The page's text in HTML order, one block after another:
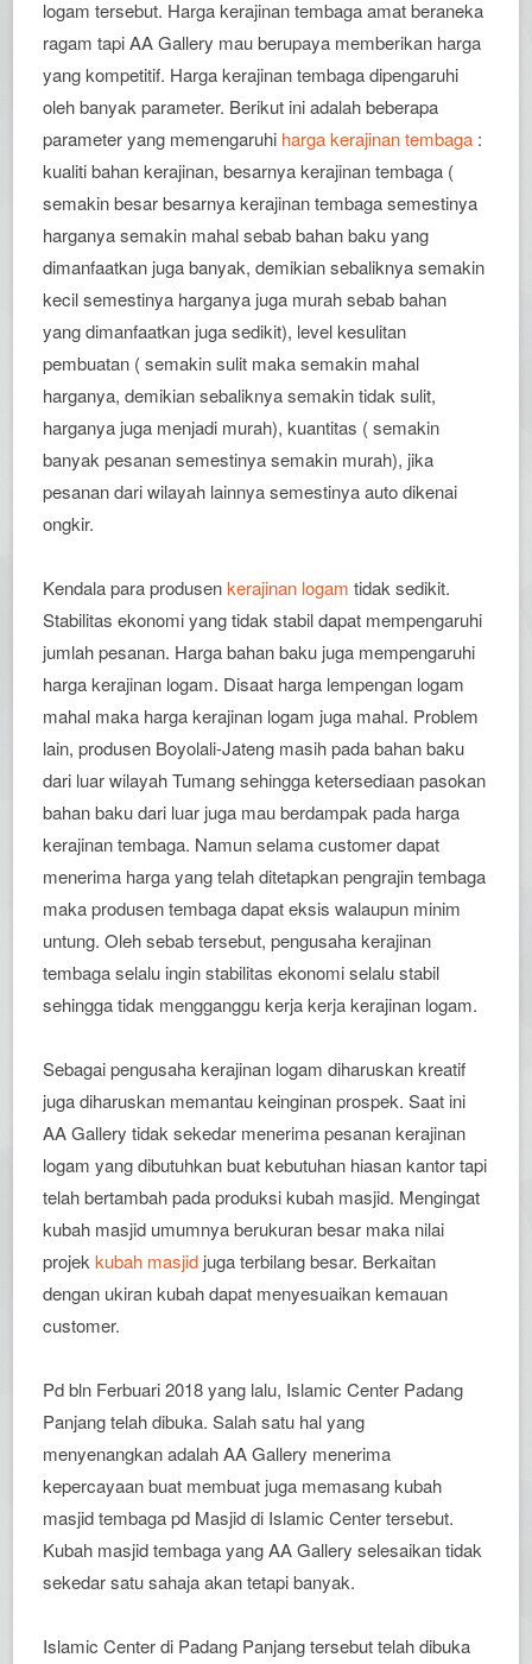
logam tersebut. Harga kerajinan tembaga amat beraneka
ragam tapi AA Gallery mau berupaya memberikan harga
yang kompetitif. Harga kerajinan tembaga dipengaruhi
oleh banyak parameter. Berikut ini adalah beberapa
parameter yang memengaruhi harga kerajinan tembaga :
kualiti bahan kerajinan, besarnya kerajinan tembaga (
semakin besar besarnya kerajinan tembaga semestinya
harganya semakin mahal sebab bahan baku yang
dimanfaatkan juga banyak, demikian sebaliknya semakin
kecil semestinya harganya juga murah sebab bahan
yang dimanfaatkan juga sedikit), level kesulitan
pembuatan ( semakin sulit maka semakin mahal
harganya, demikian sebaliknya semakin tidak sulit,
harganya juga menjadi murah), kuantitas ( semakin
banyak pesanan semestinya semakin murah), jika
pesanan dari wilayah lainnya semestinya auto dikenai
ongkir.
Kendala para produsenkerajinan logam tidak sedikit.
Stabilitas ekonomi yang tidak stabil dapat mempengaruhi
jumlah pesanan. Harga bahan baku juga mempengaruhi
harga kerajinan logam. Disaat harga lempengan logam
mahal maka harga kerajinan logam juga mahal. Problem
lain, produsen Boyolali-Jateng masih pada bahan baku
dari luar wilayah Tumang sehingga ketersediaan pasokan
bahan baku dari luar juga mau berdampak pada harga
kerajinan tembaga. Namun selama customer dapat
menerima harga yang telah ditetapkan pengrajin tembaga
maka produsen tembaga dapat eksis walaupun minim
untung. Oleh sebab tersebut, pengusaha kerajinan
tembaga selalu ingin stabilitas ekonomi selalu stabil
sehingga tidak mengganggu kerja kerja kerajinan logam.
Sebagai pengusaha kerajinan logam diharuskan kreatif
juga diharuskan memantau keinginan prospek. Saat ini
AA Gallery tidak sekedar menerima pesanan kerajinan
logam yang dibutuhkan buat kebutuhan hiasan kantor tapi
telah bertambah pada produksi kubah masjid. Mengingat
kubah masjid umumnya berukuran besar maka nilai
projekkubah masjid juga terbilang besar. Berkaitan
dengan ukiran kubah dapat menyesuaikan kemauan
customer.
Pd bln Ferbuari 2018 yang lalu, Islamic Center Padang
Panjang telah dibuka. Salah satu hal yang
menyenangkan adalah AA Gallery menerima
kepercayaan buat membuat juga memasang kubah
masjid tembaga pd Masjid di Islamic Center tersebut.
Kubah masjid tembaga yang AA Gallery selesaikan tidak
sekedar satu sahaja akan tetapi banyak.
Islamic Center di Padang Panjang tersebut telah dibuka